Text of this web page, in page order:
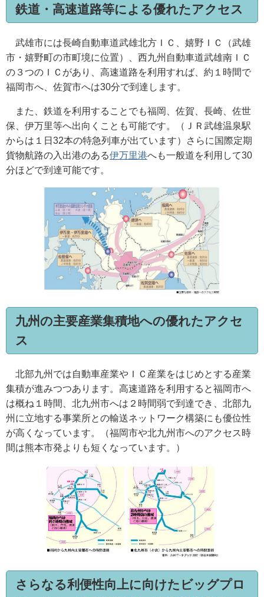
鉄道・高速道路等による優れたアクセス
武雄市には長崎自動車道武雄北方ＩＣ、嬉野ＩＣ（武雄
市・嬉野町の市町境に位置）、西九州自動車道武雄南ＩＣ
の３つのＩＣがあり、高速道路を利用すれば、約１時間で
福岡市へ、佐賀市へは30分で到達します。
また、鉄道を利用することでも福岡、佐賀、長崎、佐世
保、伊万里等へ出向くことも可能です。（ＪＲ武雄温泉駅
からは１日32本の特急列車が出ています）さらに国際定期
貨物航路の入出港のある伊万里港へも一般道を利用して30
分ほどで到達可能です。
九州の主要産業集積地への優れたアクセ
ス
北部九州では自動車産業やＩＣ産業をはじめとする産業
集積が進みつつあります。高速道路を利用すると福岡市へ
は概ね１時間、北九州市へは２時間弱で到達でき、北部九
州に立地する事業所との輸送ネットワーク構築にも優位性
が高くなっています。（福岡市や北九州市へのアクセス時
間は熊本市発よりも短くなっています。）
さらなる利便性向上に向けたビッグプロ